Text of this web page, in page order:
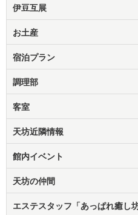
伊豆互展
お土産
宿泊プラン
調理部
客室
天坊近隣情報
館内イベント
天坊の仲間
エステスタッフ「あっぱれ癒し坊